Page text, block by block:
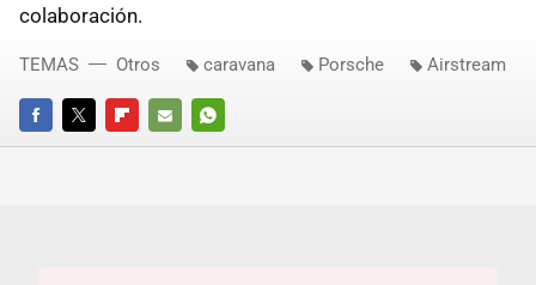
colaboración.
FACEBOOKTWITTERFLIPBOARD
E-
WHATSAPP
TEMAS Otros caravana Porsche Airstream